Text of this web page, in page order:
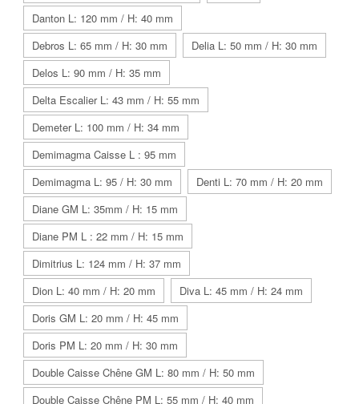
Danton L: 120 mm / H: 40 mm
Debros L: 65 mm / H: 30 mm
Delia L: 50 mm / H: 30 mm
Delos L: 90 mm / H: 35 mm
Delta Escalier L: 43 mm / H: 55 mm
Demeter L: 100 mm / H: 34 mm
Demimagma Caisse L : 95 mm
Demimagma L: 95 / H: 30 mm
Denti L: 70 mm / H: 20 mm
Diane GM L: 35mm / H: 15 mm
Diane PM L : 22 mm / H: 15 mm
Dimitrius L: 124 mm / H: 37 mm
Dion L: 40 mm / H: 20 mm
Diva L: 45 mm / H: 24 mm
Doris GM L: 20 mm / H: 45 mm
Doris PM L: 20 mm / H: 30 mm
Double Caisse Chêne GM L: 80 mm / H: 50 mm
Double Caisse Chêne PM L: 55 mm / H: 40 mm